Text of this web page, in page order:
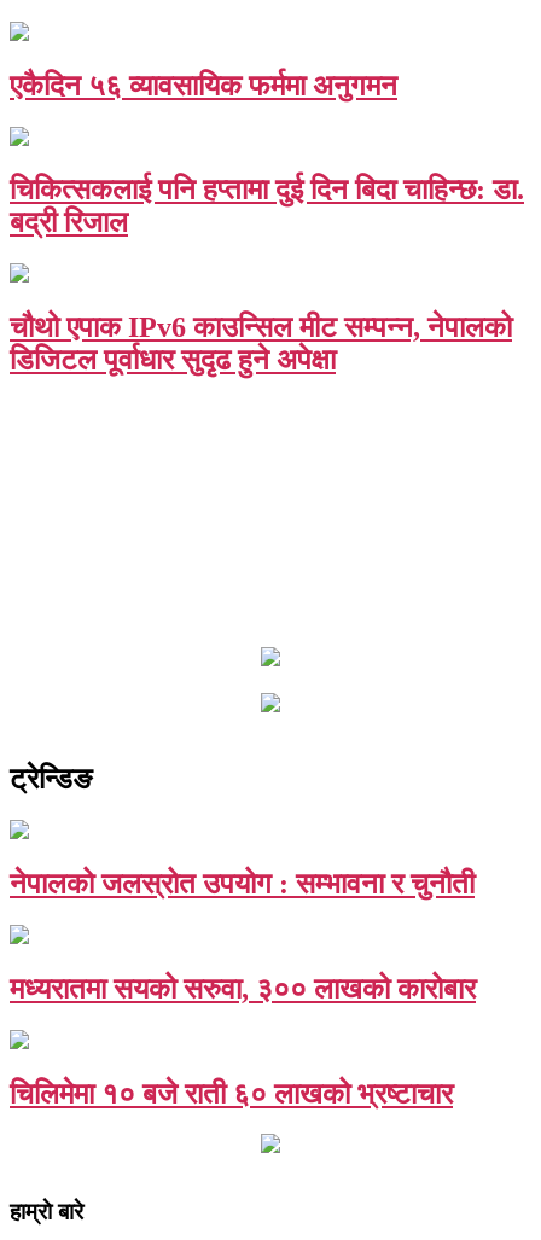
एकैदिन ५६ व्यावसायिक फर्ममा अनुगमन
चिकित्सकलाई पनि हप्तामा दुई दिन बिदा चाहिन्छ: डा.
बद्री रिजाल
चौथो एपाक IPv6 काउन्सिल मीट सम्पन्न, नेपालको
डिजिटल पूर्वाधार सुदृढ हुने अपेक्षा
ट्रेन्डिङ
नेपालको जलस्रोत उपयोग : सम्भावना र चुनौती
मध्यरातमा सयको सरुवा, ३०० लाखको कारोबार
चिलिमेमा १० बजे राती ६० लाखको भ्रष्टाचार
हाम्राे बारे